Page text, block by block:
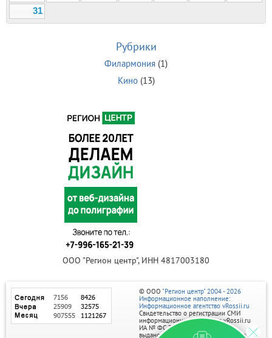
31
Рубрики
Филармония (1)
Кино(13)
ООО "Регион центр", ИНН 4817003180
© ООО "Регион центр" 2004 - 2026
Информационное наполнение:
Информационное агентство vRossii.ru
Свидетельство о регистрации СМИ
информационного агентства vRossii.ru
ИА № ФС 77‑35502
выдано РОСКОМНАДЗОРом 04 марта